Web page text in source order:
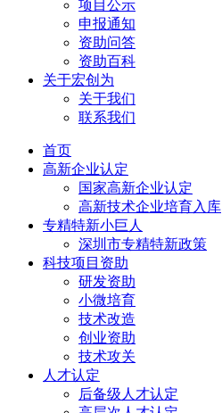
项目公示
申报通知
资助问答
资助百科
关于宏创为
关于我们
联系我们
首页
高新企业认定
国家高新企业认定
高新技术企业培育入库
专精特新小巨人
深圳市专精特新政策
科技项目资助
研发资助
小微培育
技术改造
创业资助
技术攻关
人才认定
后备级人才认定